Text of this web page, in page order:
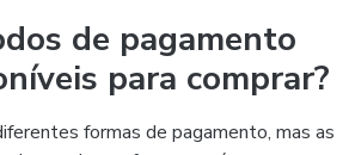
de pagamento
para comprar?
formas de pagamento, mas as